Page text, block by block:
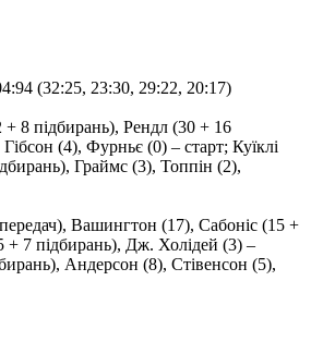
(32:25, 23:30, 29:22, 20:17)
+ 8 підбирань), Рендл (30 + 16
(4), Фурньє (0) – старт; Куїклі
Граймс (3), Топпін (2),
Вашингтон (17), Сабоніс (15 +
+ 7 підбирань), Дж. Холідей (3) –
Андерсон (8), Стівенсон (5),